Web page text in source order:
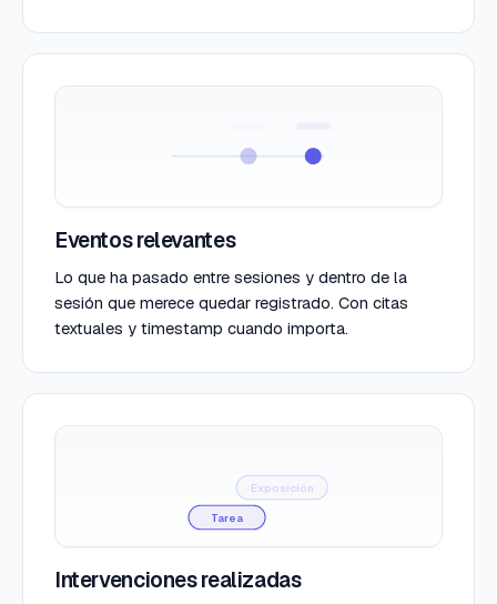
Eventos relevantes
Lo que ha pasado entre sesiones y dentro de la
sesión que merece quedar registrado. Con citas
textuales y timestamp cuando importa.
Exposición
Tarea
Intervenciones realizadas